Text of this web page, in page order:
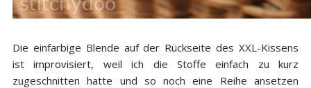
Die einfarbige Blende auf der Rückseite des XXL-Kissens
ist improvisiert, weil ich die Stoffe einfach zu kurz
zugeschnitten hatte und so noch eine Reihe ansetzen